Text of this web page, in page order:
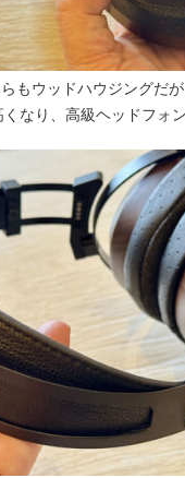
らもウッドハウジングだ
なり、高級ヘッドフォ